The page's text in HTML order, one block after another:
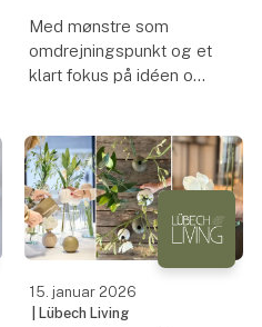
Med mønstre som
omdrejningspunkt og et
klart fokus på idéen om
samling på mere end 30
tørklædemønstre, nu
præsenteret i form af en
elegant coffee table-
bog. P
15. januar 2026
| Lübech Living